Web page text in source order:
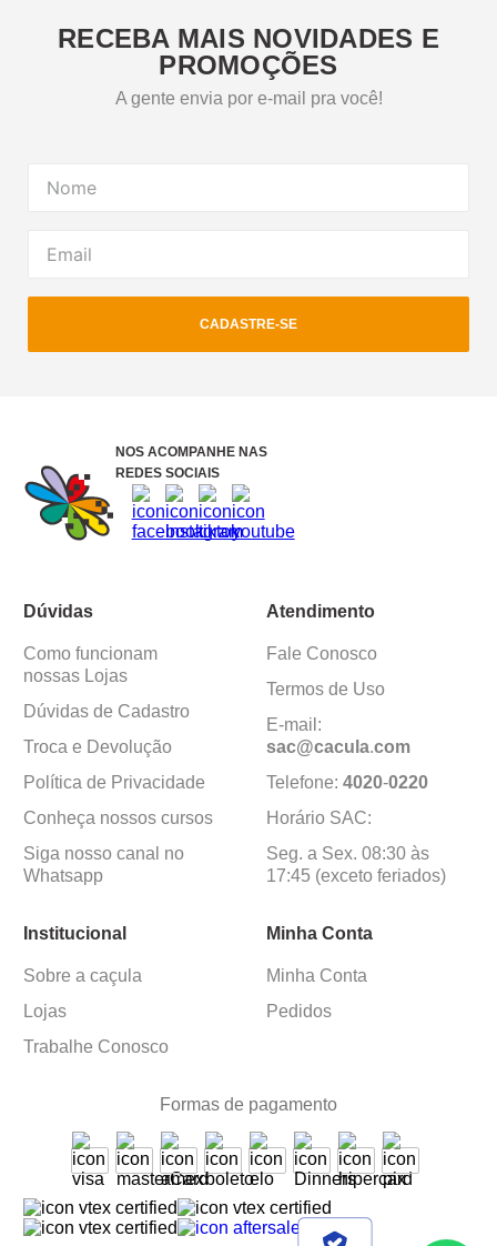
RECEBA MAIS NOVIDADES E
PROMOÇÕES
A gente envia por e-mail pra você!
CADASTRE-SE
NOS ACOMPANHE NAS
REDES SOCIAIS
Dúvidas
Como funcionam
nossas Lojas
Dúvidas de Cadastro
Troca e Devolução
Política de Privacidade
Conheça nossos cursos
Siga nosso canal no
Whatsapp
Atendimento
Fale Conosco
Termos de Uso
E-mail:
sac@cacula.com
Telefone: 4020-0220
Horário SAC:
Seg. a Sex. 08:30 às
17:45 (exceto feriados)
Institucional
Sobre a caçula
Lojas
Trabalhe Conosco
Minha Conta
Minha Conta
Pedidos
Formas de pagamento